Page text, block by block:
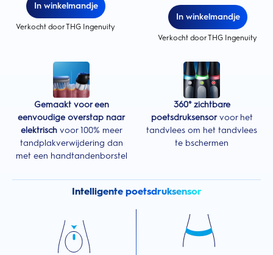
In winkelmandje
Verkocht door THG Ingenuity
In winkelmandje
Verkocht door THG Ingenuity
Gemaakt voor een
eenvoudige overstap naar
elektrischvoor 100% meer
tandplakverwijdering dan
met een handtandenborstel
360° zichtbare
poetsdruksensorvoor het
tandvlees om het tandvlees
te bschermen
Intelligente poetsdruksensor